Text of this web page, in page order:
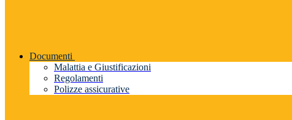
Documenti
Malattia e Giustificazioni
Regolamenti
Polizze assicurative